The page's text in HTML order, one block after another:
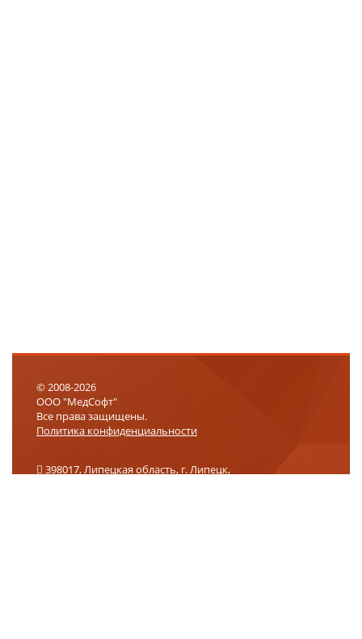
© 2008-2026
ООО "МедСофт"
Все права защищены.
Политика конфиденциальности
398017, Липецкая область, г. Липецк,